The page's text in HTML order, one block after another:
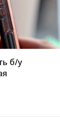
б/у